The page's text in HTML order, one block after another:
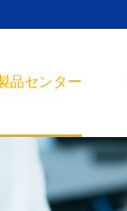
品センター